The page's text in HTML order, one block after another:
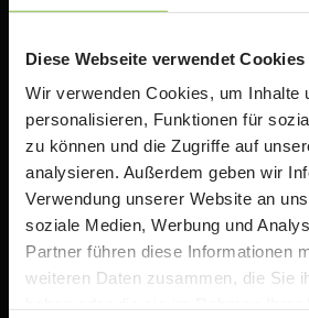
Diese Webseite verwendet Cookies
Wir verwenden Cookies, um Inhalte
personalisieren, Funktionen für
zu können und die Zugriffe auf
analysieren. Außerdem geben wir
Verwendung unserer Website an
soziale Medien, Werbung und
Partner führen diese Informationen
weiteren Daten zusammen, die Sie
Rabatten auf Apple Produkte. Wir
das Thema iPad in der Schule an.
Wichtiger Hinweis
Die auf TeacherStore.de gezeigten
bereits spezielle Rabatte für Lehrer
Für den Einkauf im TeacherStore.de
aktuellen Nachweis über Ihre
anerkannten Bildungseinrichtung.